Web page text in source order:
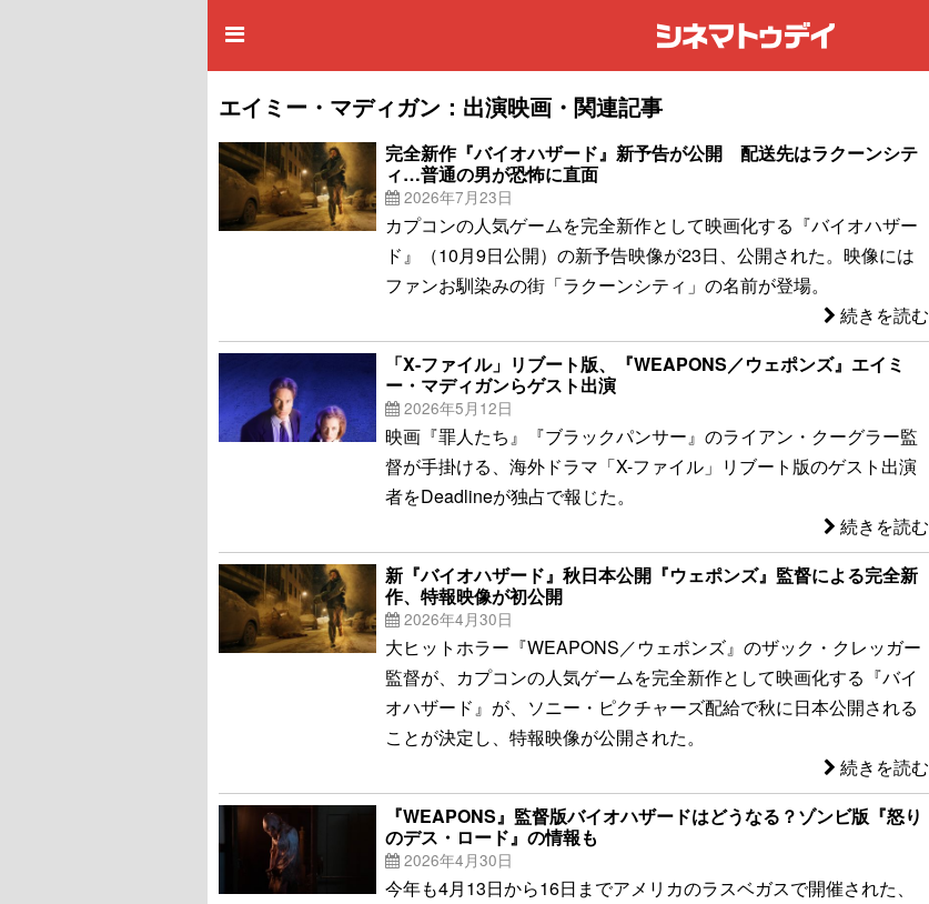
エイミー・マディガン：出演映画・関連記事
完全新作『バイオハザード』新予告が公開 配送先はラクーンシテ
ィ…普通の男が恐怖に直面
2026年7月23日
カプコンの人気ゲームを完全新作として映画化する『バイオハザー
ド』（10月9日公開）の新予告映像が23日、公開された。映像には
ファンお馴染みの街「ラクーンシティ」の名前が登場。
続きを読む
「X-ファイル」リブート版、『WEAPONS／ウェポンズ』エイミ
ー・マディガンらゲスト出演
2026年5月12日
映画『罪人たち』『ブラックパンサー』のライアン・クーグラー監
督が手掛ける、海外ドラマ「X-ファイル」リブート版のゲスト出演
者をDeadlineが独占で報じた。
続きを読む
新『バイオハザード』秋日本公開『ウェポンズ』監督による完全新
作、特報映像が初公開
2026年4月30日
大ヒットホラー『WEAPONS／ウェポンズ』のザック・クレッガー
監督が、カプコンの人気ゲームを完全新作として映画化する『バイ
オハザード』が、ソニー・ピクチャーズ配給で秋に日本公開される
ことが決定し、特報映像が公開された。
続きを読む
『WEAPONS』監督版バイオハザードはどうなる？ゾンビ版『怒り
のデス・ロード』の情報も
2026年4月30日
今年も4月13日から16日までアメリカのラスベガスで開催された、